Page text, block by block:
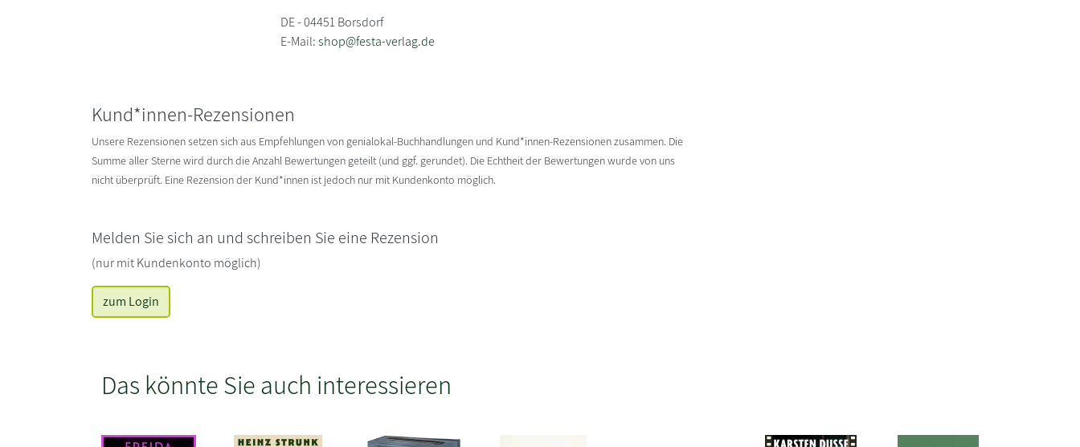
DE - 04451 Borsdorf
E-Mail:shop@festa-verlag.de
Kund*innen-Rezensionen
Unsere Rezensionen setzen sich aus Empfehlungen von genialokal-Buchhandlungen und Kund*innen-Rezensionen zusammen. Die
Summe aller Sterne wird durch die Anzahl Bewertungen geteilt (und ggf. gerundet). Die Echtheit der Bewertungen wurde von uns
nicht überprüft. Eine Rezension der Kund*innen ist jedoch nur mit Kundenkonto möglich.
Melden Sie sich an und schreiben Sie eine Rezension
(nur mit Kundenkonto möglich)
zum Login
Das könnte Sie auch interessieren